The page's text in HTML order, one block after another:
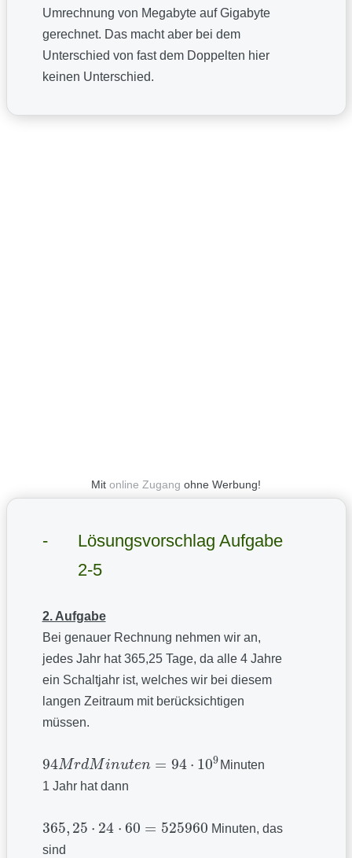
Umrechnung von Megabyte auf Gigabyte
gerechnet. Das macht aber bei dem
Unterschied von fast dem Doppelten hier
keinen Unterschied.
Mit online Zugang ohne Werbung!
Lösungsvorschlag Aufgabe
2-5
2. Aufgabe
Bei genauer Rechnung nehmen wir an,
jedes Jahr hat 365,25 Tage, da alle 4 Jahre
ein Schaltjahr ist, welches wir bei diesem
langen Zeitraum mit berücksichtigen
müssen.
94MrdMinuten = 94 ⋅ 109
94MrdMinuten=94⋅109
Minuten
1 Jahr hat dann
365, 25 ⋅ 24 ⋅ 60 = 525960
365,25⋅24 ⋅60 = 525 960
Minuten, das
sind